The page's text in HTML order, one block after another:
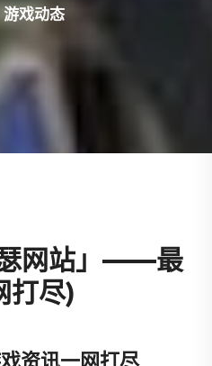
游戏动态
网站」——最
打尽)
资讯一网打尽